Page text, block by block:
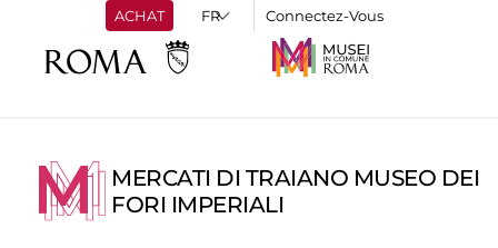
ACHAT Connectez-Vous
MERCATI DI TRAIANO MUSEO DEI
FORI IMPERIALI